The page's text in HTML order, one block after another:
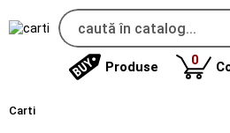
Produse 0
Carti